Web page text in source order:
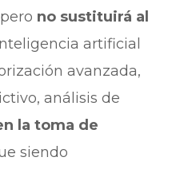
no sustituirá al
artificial
avanzada,
análisis de
la toma de
siendo